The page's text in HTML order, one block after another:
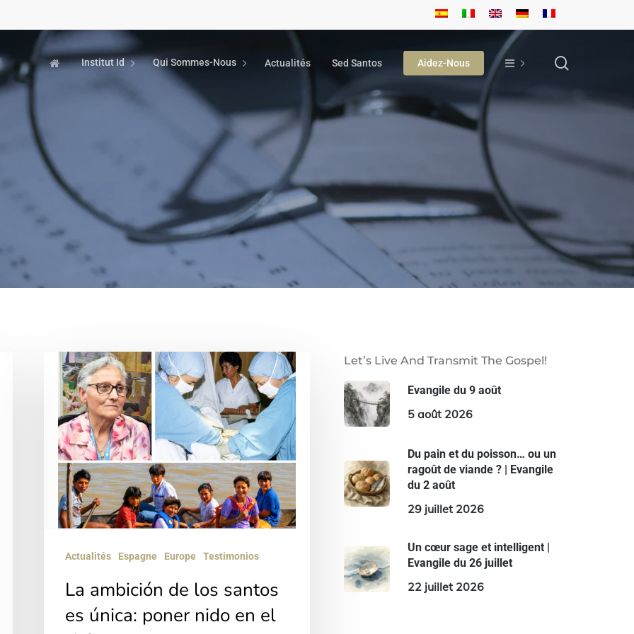
Institut Id Qui Sommes-Nous Actualités Sed Santos Aidez-Nous
ambición
santos
única:
poner
cielo
Actualités Espagne Europe Testimonios
La ambición de los santos
es única: poner nido en el
Let’s Live And Transmit The Gospel!
Evangile du 9 août
5 août 2026
Du pain et du poisson… ou un
ragoût de viande ? | Evangile
du 2 août
29 juillet 2026
Un cœur sage et intelligent |
Evangile du 26 juillet
22 juillet 2026